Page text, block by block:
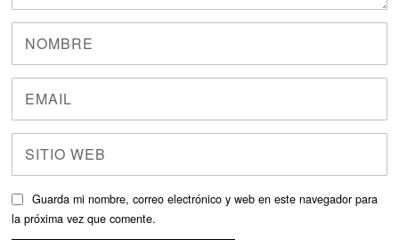
Guarda mi nombre, correo electrónico y web en este navegador para
la próxima vez que comente.